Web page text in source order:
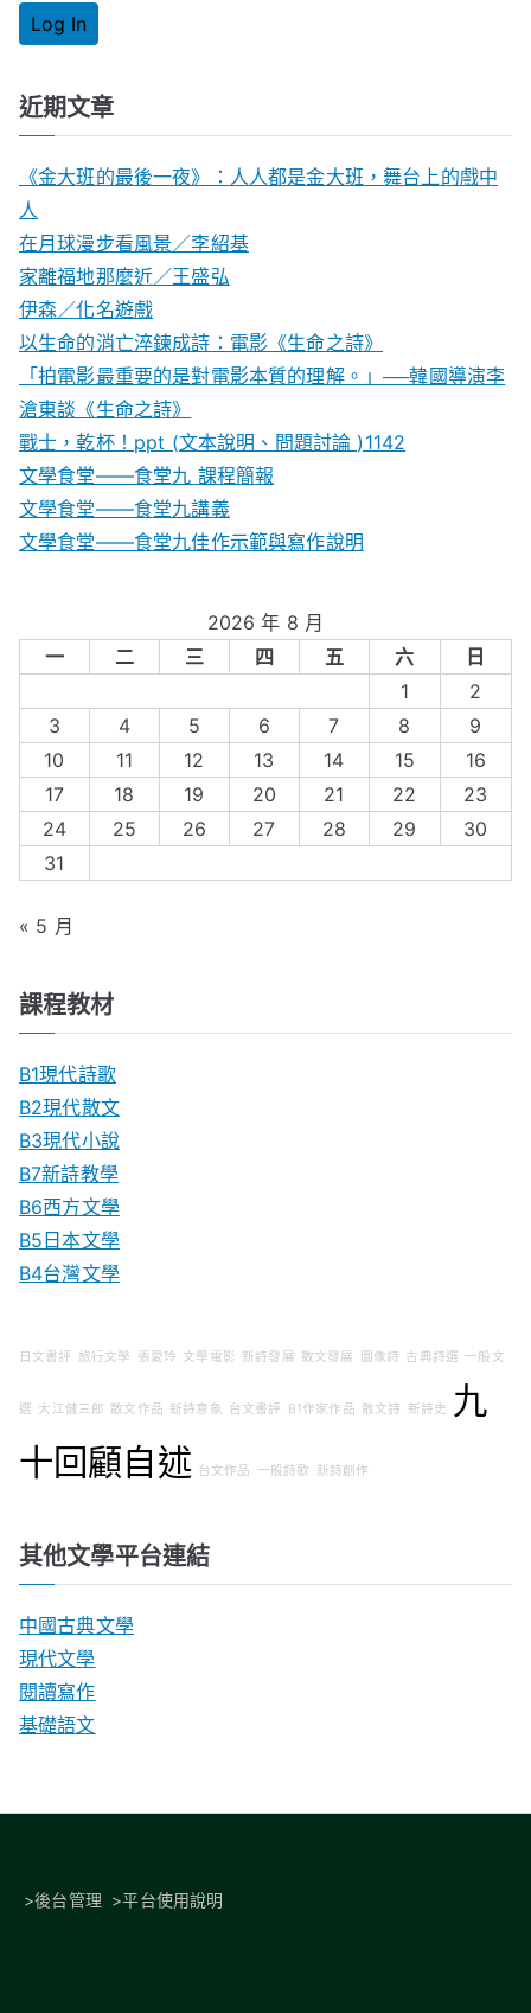
近期文章
《金大班的最後一夜》：人人都是金大班，舞台上的戲中
人
在月球漫步看風景／李紹基
家離福地那麼近／王盛弘
伊森／化名遊戲
以生命的消亡淬鍊成詩：電影《生命之詩》
「拍電影最重要的是對電影本質的理解。」──韓國導演李
滄東談《生命之詩》
戰士，乾杯！ppt (文本說明、問題討論 )1142
文學食堂——食堂九 課程簡報
文學食堂――食堂九講義
文學食堂——食堂九佳作示範與寫作說明
2026 年 8 月
一
二 三 四 五 六
日
1
2
3
4 5 6 7 8
9
10
11 12 13 14 15
16
17
18 19 20 21 22
23
24
25 26 27 28 29
30
31
« 5 月
課程教材
B1現代詩歌
B2現代散文
B3現代小說
B7新詩教學
B6西方文學
B5日本文學
B4台灣文學
日文書評 旅行文學 張愛玲 文學電影 新詩發展 散文發展 圖像詩 古典詩選 一般文
選 大江健三郎 散文作品 新詩意象 台文書評 B1作家作品 散文詩 新詩史
九
十回顧自述 台文作品 一般詩歌 新詩創作
其他文學平台連結
中國古典文學
現代文學
閱讀寫作
基礎語文
>後台管理 >平台使用說明